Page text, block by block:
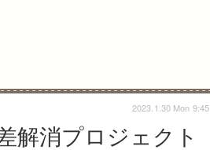
解消プロジェクト
2023.1.30 Mon 9:45